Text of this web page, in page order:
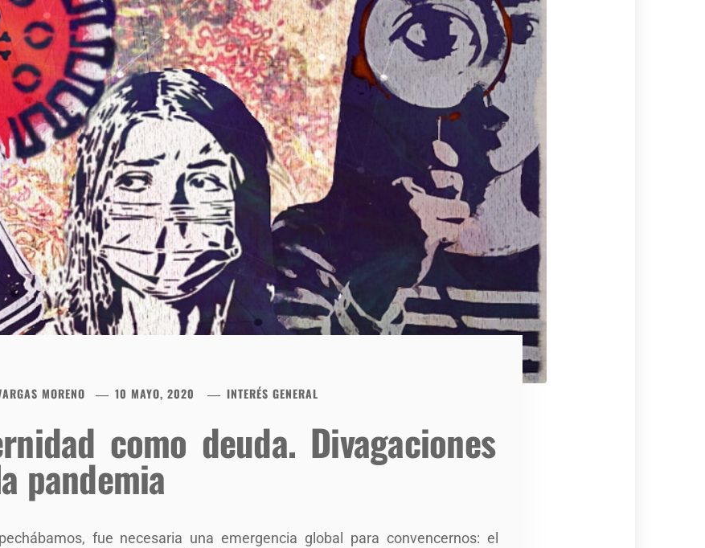
MORENO 10 MAYO, 2020 INTERÉS GENERAL
como deuda. Divagaciones
pandemia
fue necesaria una emergencia global para convencernos: el